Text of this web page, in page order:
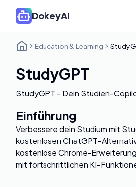
DokeyAI
Education & Learning
StudyGPT
StudyGPT - Dein Studien-
Einführung
Verbessere dein Studium mit
kostenlosen ChatGPT-
kostenlose Chrome-
mit fortschrittlichen KI-